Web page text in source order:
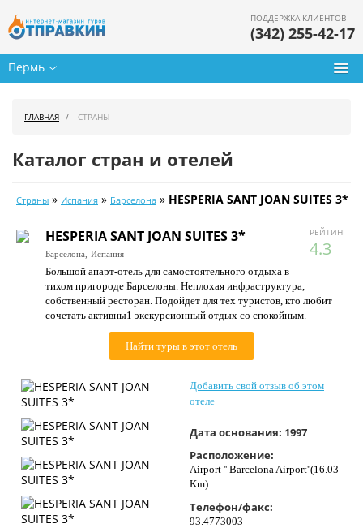
Пермь
ПОДДЕРЖКА КЛИЕНТОВ
(342) 255-42-17
Календарь туров
Цены дня
Страны
Как купить
Контакты
ГЛАВНАЯ СТРАНЫ
Каталог стран и отелей
Страны » Испания » Барселона » HESPERIA SANT JOAN SUITES 3*
РЕЙТИНГ
4.3
HESPERIA SANT JOAN SUITES 3*
Барселона, Испания
Большой апарт-отель для самостоятельного отдыха в
тихом пригороде Барселоны. Неплохая инфраструктура,
собственный ресторан. Подойдет для тех туристов, кто любит
сочетать активны1 экскурсионный отдых со спокойным.
Найти туры в этот отель
Добавить свой отзыв об этом
отеле
Дата основания: 1997
Расположение:
Airport '' Barcelona Airport''(16.03
Km)
Телефон/факс:
93.4773003